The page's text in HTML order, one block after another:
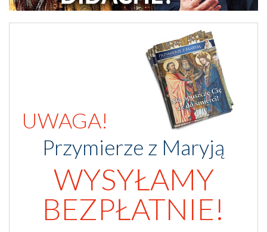
UWAGA!
Przymierze z Maryją
WYSYŁAMY
BEZPŁATNIE!